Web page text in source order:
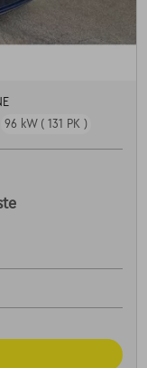
96 kW ( 131 PK )